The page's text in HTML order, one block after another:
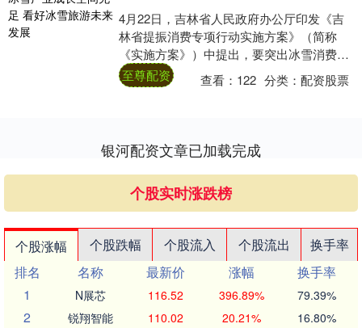
4月22日，吉林省人民政府办公厅印发《吉
林省提振消费专项行动实施方案》（简称
《实施方案》）中提出，要突出冰雪消费，
在全省重点滑雪度假区开展“滑雪场的夏
天”系列活....
至尊配资 查看： 122 分类：配资股票
银河配资文章已加载完成
个股实时涨跌榜
个股涨幅 个股跌幅 个股流入 个股流出
换手率
排名
名称 最新价 涨幅
换手率
1
N展芯 116.52 396.89% 79.39%
2 锐翔智能 110.02 20.21% 16.80%